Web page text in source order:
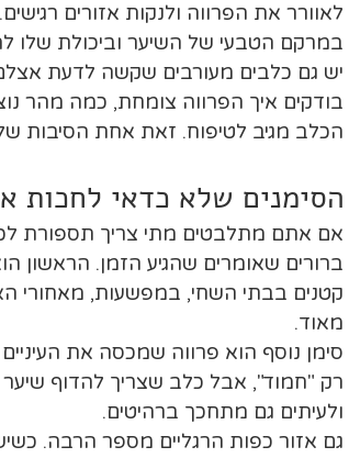
לאוורר את הפרווה ולנקות אזורים
במרקם הטבעי של השיער וביכולת שלו
יש גם כלבים מעורבים שקשה לדעת
בודקים איך הפרווה צומחת, כמה מהר
הכלב מגיב לטיפוח. זאת אחת הסיבות
הסימנים שלא כדאי לחכות
אם אתם מתלבטים מתי צריך תספורת
ברורים שאומרים שהגיע הזמן. הראשון
קטנים בבתי השחי, במפשעות, מאחורי
מאוד.
סימן נוסף הוא פרווה שמכסה את
רק "חמוד", אבל כלב שצריך להדוף
ולעיתים גם מתחכך ברהיטים.
גם אזור כפות הרגליים מספר הרבה.